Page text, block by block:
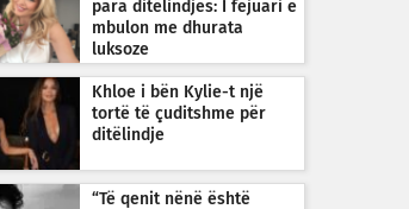
para ditëlindjes: I fejuari e
mbulon me dhurata
luksoze
Khloe i bën Kylie-t një
tortë të çuditshme për
ditëlindje
“Të qenit nënë është